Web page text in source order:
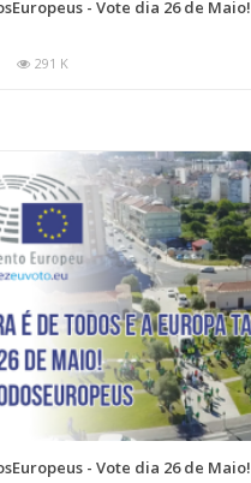
- Vote dia 26 de Maio!
291 K
- Vote dia 26 de Maio!